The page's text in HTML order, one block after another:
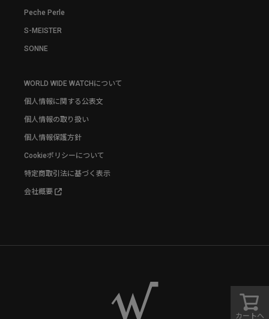
カートへ
Peche Perle
S-MEISTER
SONNE
WORLD WIDE WATCHについて
個人情報に関する公表文
個人情報の取り扱い
個人情報保護方針
Cookieポリシーについて
特定商取引法に基づく表示
会社概要